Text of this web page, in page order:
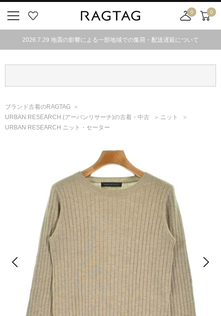
気
0
舗
カ
0
2026.7.29 地震の影響による一部地域での集荷・配送遅延について
ブランド古着のRAGTAG
URBAN RESEARCH (アーバンリサーチ)の古着・中古
ニット
URBAN RESEARCH ニット・セーター